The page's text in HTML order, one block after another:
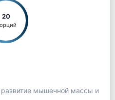
20
развитие мышечной массы и